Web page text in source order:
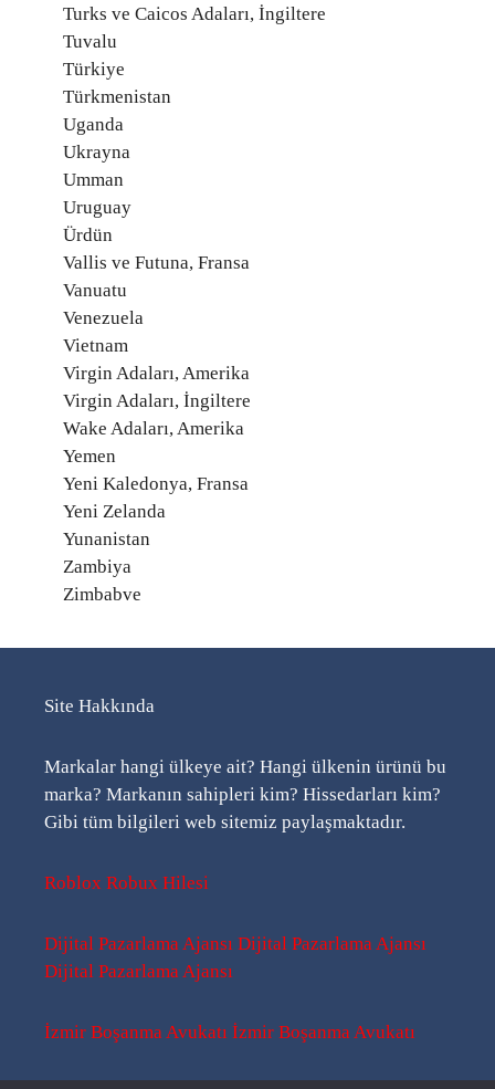
Turks ve Caicos Adaları, İngiltere
Tuvalu
Türkiye
Türkmenistan
Uganda
Ukrayna
Umman
Uruguay
Ürdün
Vallis ve Futuna, Fransa
Vanuatu
Venezuela
Vietnam
Virgin Adaları, Amerika
Virgin Adaları, İngiltere
Wake Adaları, Amerika
Yemen
Yeni Kaledonya, Fransa
Yeni Zelanda
Yunanistan
Zambiya
Zimbabve
Site Hakkında
Markalar hangi ülkeye ait? Hangi ülkenin ürünü bu
marka? Markanın sahipleri kim? Hissedarları kim?
Gibi tüm bilgileri web sitemiz paylaşmaktadır.
Roblox Robux Hilesi
Dijital Pazarlama Ajansı Dijital Pazarlama Ajansı
Dijital Pazarlama Ajansı
İzmir Boşanma Avukatı İzmir Boşanma Avukatı